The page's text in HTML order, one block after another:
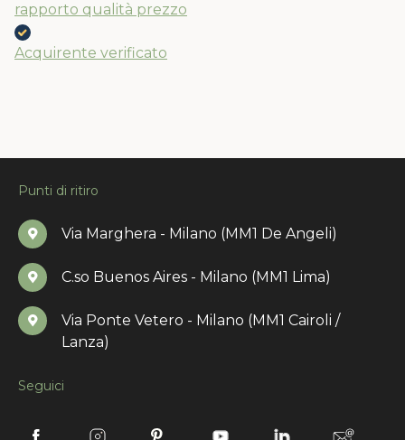
rapporto qualità prezzo
Acquirente verificato
Punti di ritiro
Via Marghera - Milano (MM1 De Angeli)
C.so Buenos Aires - Milano (MM1 Lima)
Via Ponte Vetero - Milano (MM1 Cairoli /
Lanza)
Seguici